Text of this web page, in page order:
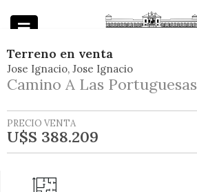
Terreno en venta
Jose Ignacio Jose Ignacio
Camino A Las Portuguesas
PRECIO VENTA
U$S 388.209